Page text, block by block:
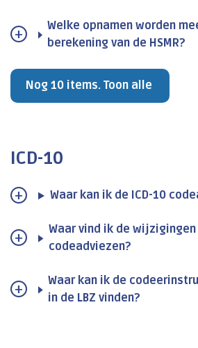
Welke opnamen worden
berekening van de HSMR?
Nog 10 items. Toon alle
ICD-10
Waar kan ik de ICD-10
Waar vind ik de wijzigingen
codeadviezen?
Waar kan ik de
in de LBZ vinden?